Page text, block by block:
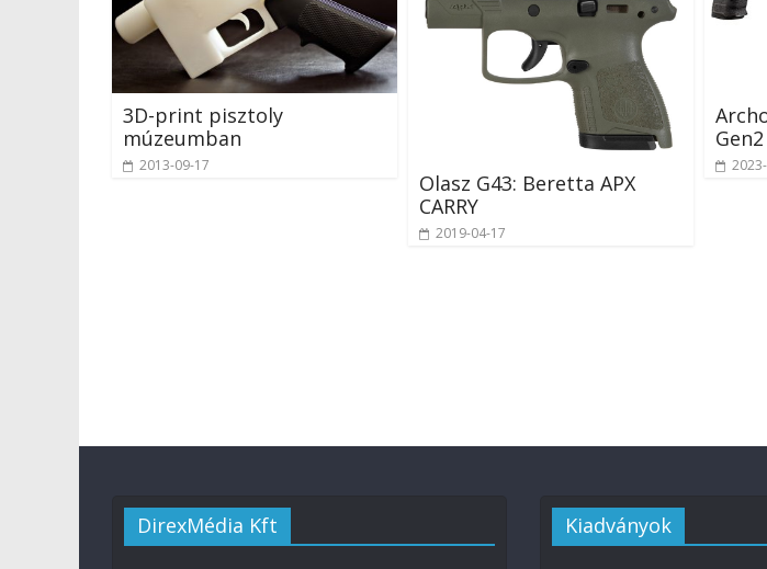
3D-print pisztoly
múzeumban
2013-09-17
Olasz G43: Beretta APX
CARRY
2019-04-17
DirexMédia Kft Kiadványok